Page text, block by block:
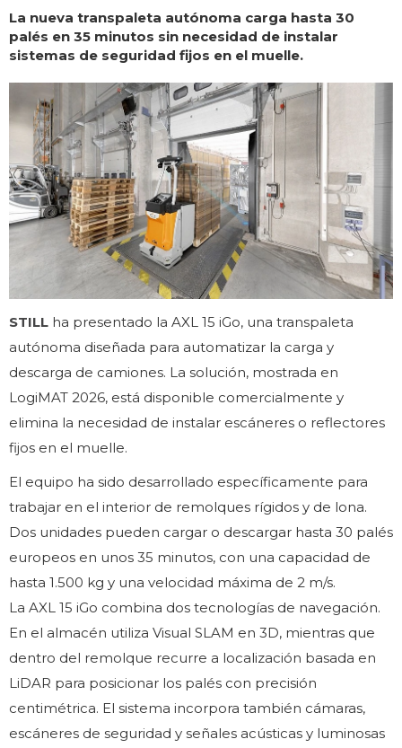
La nueva transpaleta autónoma carga hasta 30
palés en 35 minutos sin necesidad de instalar
sistemas de seguridad fijos en el muelle.
STILL ha presentado la AXL 15 iGo, una transpaleta
autónoma diseñada para automatizar la carga y
descarga de camiones. La solución, mostrada en
LogiMAT 2026, está disponible comercialmente y
elimina la necesidad de instalar escáneres o reflectores
fijos en el muelle.
El equipo ha sido desarrollado específicamente para
trabajar en el interior de remolques rígidos y de lona.
Dos unidades pueden cargar o descargar hasta 30 palés
europeos en unos 35 minutos, con una capacidad de
hasta 1.500 kg y una velocidad máxima de 2 m/s.
La AXL 15 iGo combina dos tecnologías de navegación.
En el almacén utiliza Visual SLAM en 3D, mientras que
dentro del remolque recurre a localización basada en
LiDAR para posicionar los palés con precisión
centimétrica. El sistema incorpora también cámaras,
escáneres de seguridad y señales acústicas y luminosas